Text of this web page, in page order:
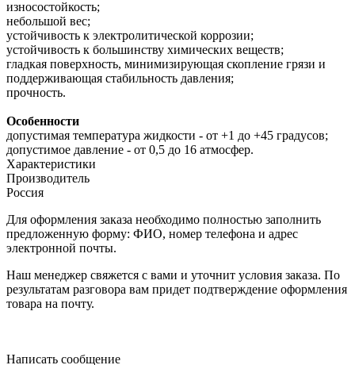
износостойкость;
небольшой вес;
устойчивость к электролитической коррозии;
устойчивость к большинству химических веществ;
гладкая поверхность, минимизирующая скопление грязи и
поддерживающая стабильность давления;
прочность.
Особенности
допустимая температура жидкости - от +1 до +45 градусов;
допустимое давление - от 0,5 до 16 атмосфер.
Характеристики
Производитель
Россия
Для оформления заказа необходимо полностью заполнить
предложенную форму: ФИО, номер телефона и адрес
электронной почты.
Наш менеджер свяжется с вами и уточнит условия заказа. По
результатам разговора вам придет подтверждение оформления
товара на почту.
Написать сообщение